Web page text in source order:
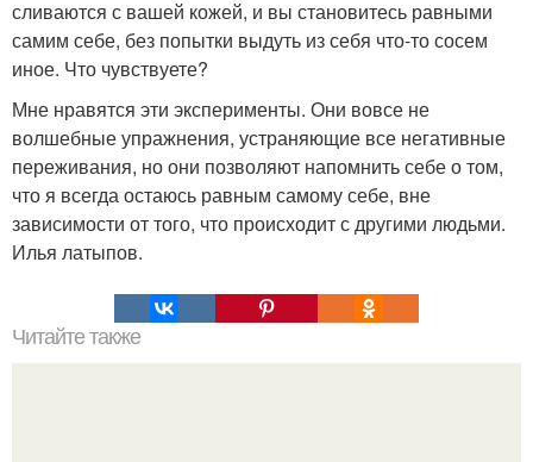
сливаются с вашей кожей, и вы становитесь равными
самим себе, без попытки выдуть из себя что-то сосем
иное. Что чувствуете?
Мне нравятся эти эксперименты. Они вовсе не
волшебные упражнения, устраняющие все негативные
переживания, но они позволяют напомнить себе о том,
что я всегда остаюсь равным самому себе, вне
зависимости от того, что происходит с другими людьми.
Илья латыпов.
Читайте также